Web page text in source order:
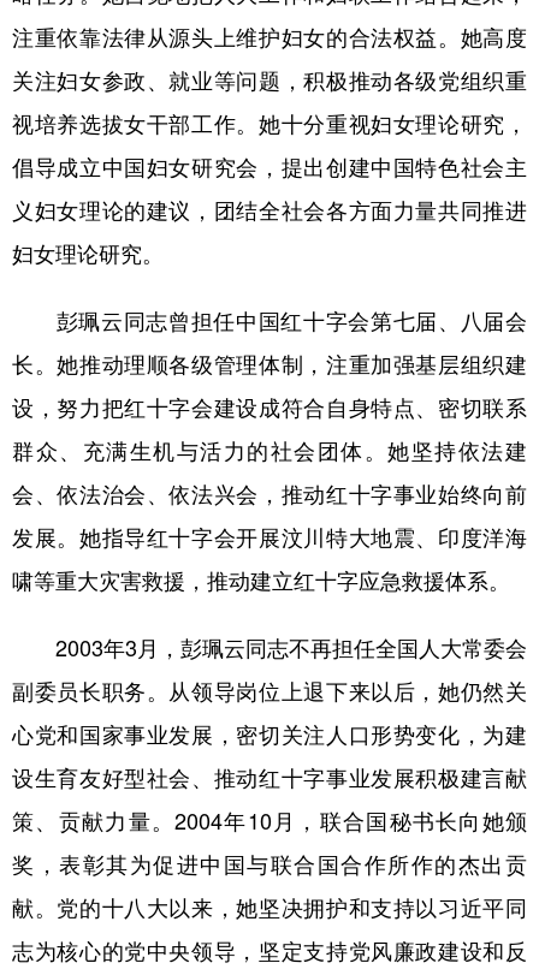
注重依靠法律从源头上维护妇女的合法权益。她高度
关注妇女参政、就业等问题，积极推动各级党组织重
视培养选拔女干部工作。她十分重视妇女理论研究，
倡导成立中国妇女研究会，提出创建中国特色社会主
义妇女理论的建议，团结全社会各方面力量共同推进
妇女理论研究。
彭珮云同志曾担任中国红十字会第七届、八届会
长。她推动理顺各级管理体制，注重加强基层组织建
设，努力把红十字会建设成符合自身特点、密切联系
群众、充满生机与活力的社会团体。她坚持依法建
会、依法治会、依法兴会，推动红十字事业始终向前
发展。她指导红十字会开展汶川特大地震、印度洋海
啸等重大灾害救援，推动建立红十字应急救援体系。
2003年3月，彭珮云同志不再担任全国人大常委会
副委员长职务。从领导岗位上退下来以后，她仍然关
心党和国家事业发展，密切关注人口形势变化，为建
设生育友好型社会、推动红十字事业发展积极建言献
策、贡献力量。2004年10月，联合国秘书长向她颁
奖，表彰其为促进中国与联合国合作所作的杰出贡
献。党的十八大以来，她坚决拥护和支持以习近平同
志为核心的党中央领导，坚定支持党风廉政建设和反